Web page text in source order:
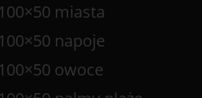
miasta
napoje
owoce